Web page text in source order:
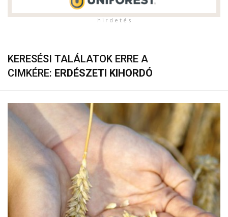
h i r d e t é s
KERESÉSI TALÁLATOK ERRE A
CIMKÉRE: ERDÉSZETI KIHORDÓ